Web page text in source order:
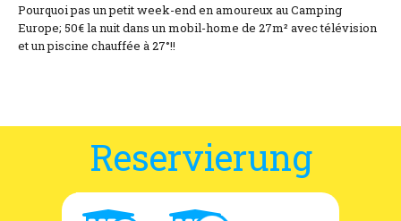
Campingplatz und Preise
Zimmer pro Nacht und Preise
Pourquoi pas un petit week-end en amoureux au Camping
Europe; 50€ la nuit dans un mobil-home de 27m² avec télévision
et un piscine chauffée à 27°!!
Reservierung